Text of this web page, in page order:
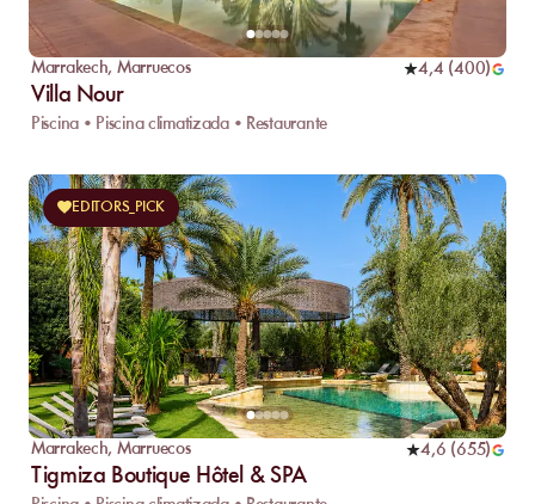
Marrakech, Marruecos 4,4 (400)
Villa Nour
Piscina • Piscina climatizada • Restaurante
EDITORS_PICK
Marrakech, Marruecos 4,6 (655)
Tigmiza Boutique Hôtel & SPA